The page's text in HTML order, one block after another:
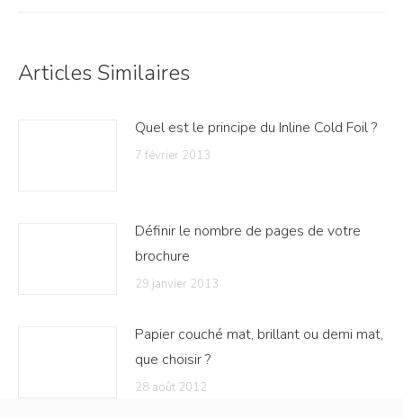
Articles Similaires
Quel est le principe du Inline Cold Foil ?
7 février 2013
Définir le nombre de pages de votre
brochure
29 janvier 2013
Papier couché mat, brillant ou demi mat,
que choisir ?
28 août 2012